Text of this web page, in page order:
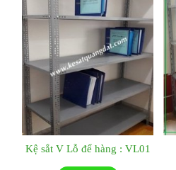
Kệ sắt V Lỗ để hàng : VL01